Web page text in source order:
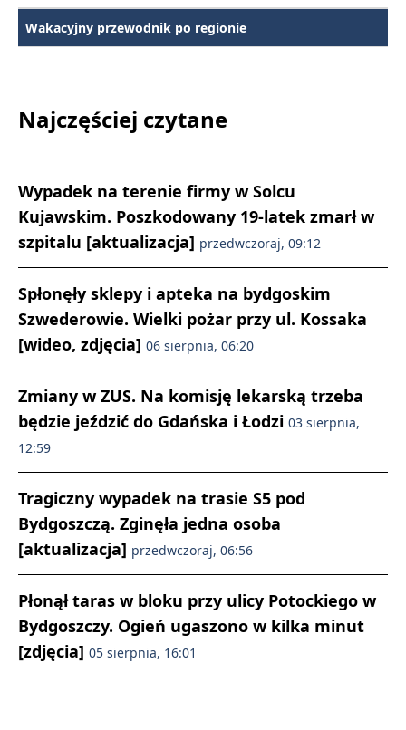
Wakacyjny przewodnik po regionie
Najczęściej czytane
Wypadek na terenie firmy w Solcu
Kujawskim. Poszkodowany 19-latek zmarł w
szpitalu [aktualizacja] przedwczoraj, 09:12
Spłonęły sklepy i apteka na bydgoskim
Szwederowie. Wielki pożar przy ul. Kossaka
[wideo, zdjęcia] 06 sierpnia, 06:20
Zmiany w ZUS. Na komisję lekarską trzeba
będzie jeździć do Gdańska i Łodzi 03 sierpnia,
12:59
Tragiczny wypadek na trasie S5 pod
Bydgoszczą. Zginęła jedna osoba
[aktualizacja] przedwczoraj, 06:56
Płonął taras w bloku przy ulicy Potockiego w
Bydgoszczy. Ogień ugaszono w kilka minut
[zdjęcia] 05 sierpnia, 16:01